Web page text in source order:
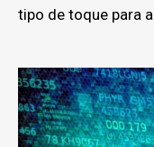
tipo de toque para